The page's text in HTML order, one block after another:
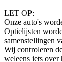
LET OP:
Onze auto's
Optielijsten
samenstellingen
Wij controleren
weleens iets over